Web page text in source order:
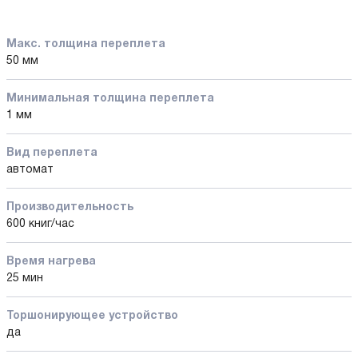
Макс. толщина переплета
50 мм
Минимальная толщина переплета
1 мм
Вид переплета
автомат
Производительность
600 книг/час
Время нагрева
25 мин
Торшонирующее устройство
да